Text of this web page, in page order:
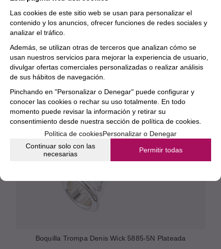
producto.
Boquilla Trompa Denis Wick 5885-5N Plateada
Las cookies de este sitio web se usan para personalizar el
contenido y los anuncios, ofrecer funciones de redes sociales y
analizar el tráfico.
Además, se utilizan otras de terceros que analizan cómo se
usan nuestros servicios para mejorar la experiencia de usuario,
divulgar ofertas comerciales personalizadas o realizar análisis
de sus hábitos de navegación.
Pinchando en "Personalizar o Denegar" puede configurar y
conocer las cookies o rechar su uso totalmente. En todo
momento puede revisar la información y retirar su
consentimiento desde nuestra sección de política de cookies.
Política de cookiesPersonalizar o Denegar
Continuar solo con las
necesarias
Permitir todas